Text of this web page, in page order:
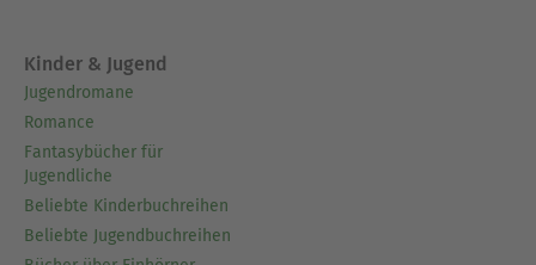
Kinder & Jugend
Jugendromane
Romance
Fantasybücher für
Jugendliche
Beliebte Kinderbuchreihen
Beliebte Jugendbuchreihen